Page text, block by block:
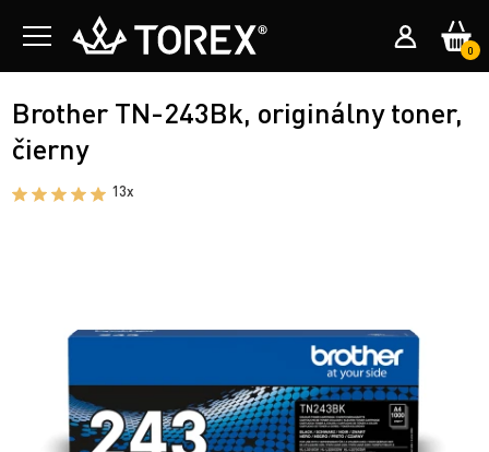
0
Brother TN-243Bk, originálny toner,
čierny
13x